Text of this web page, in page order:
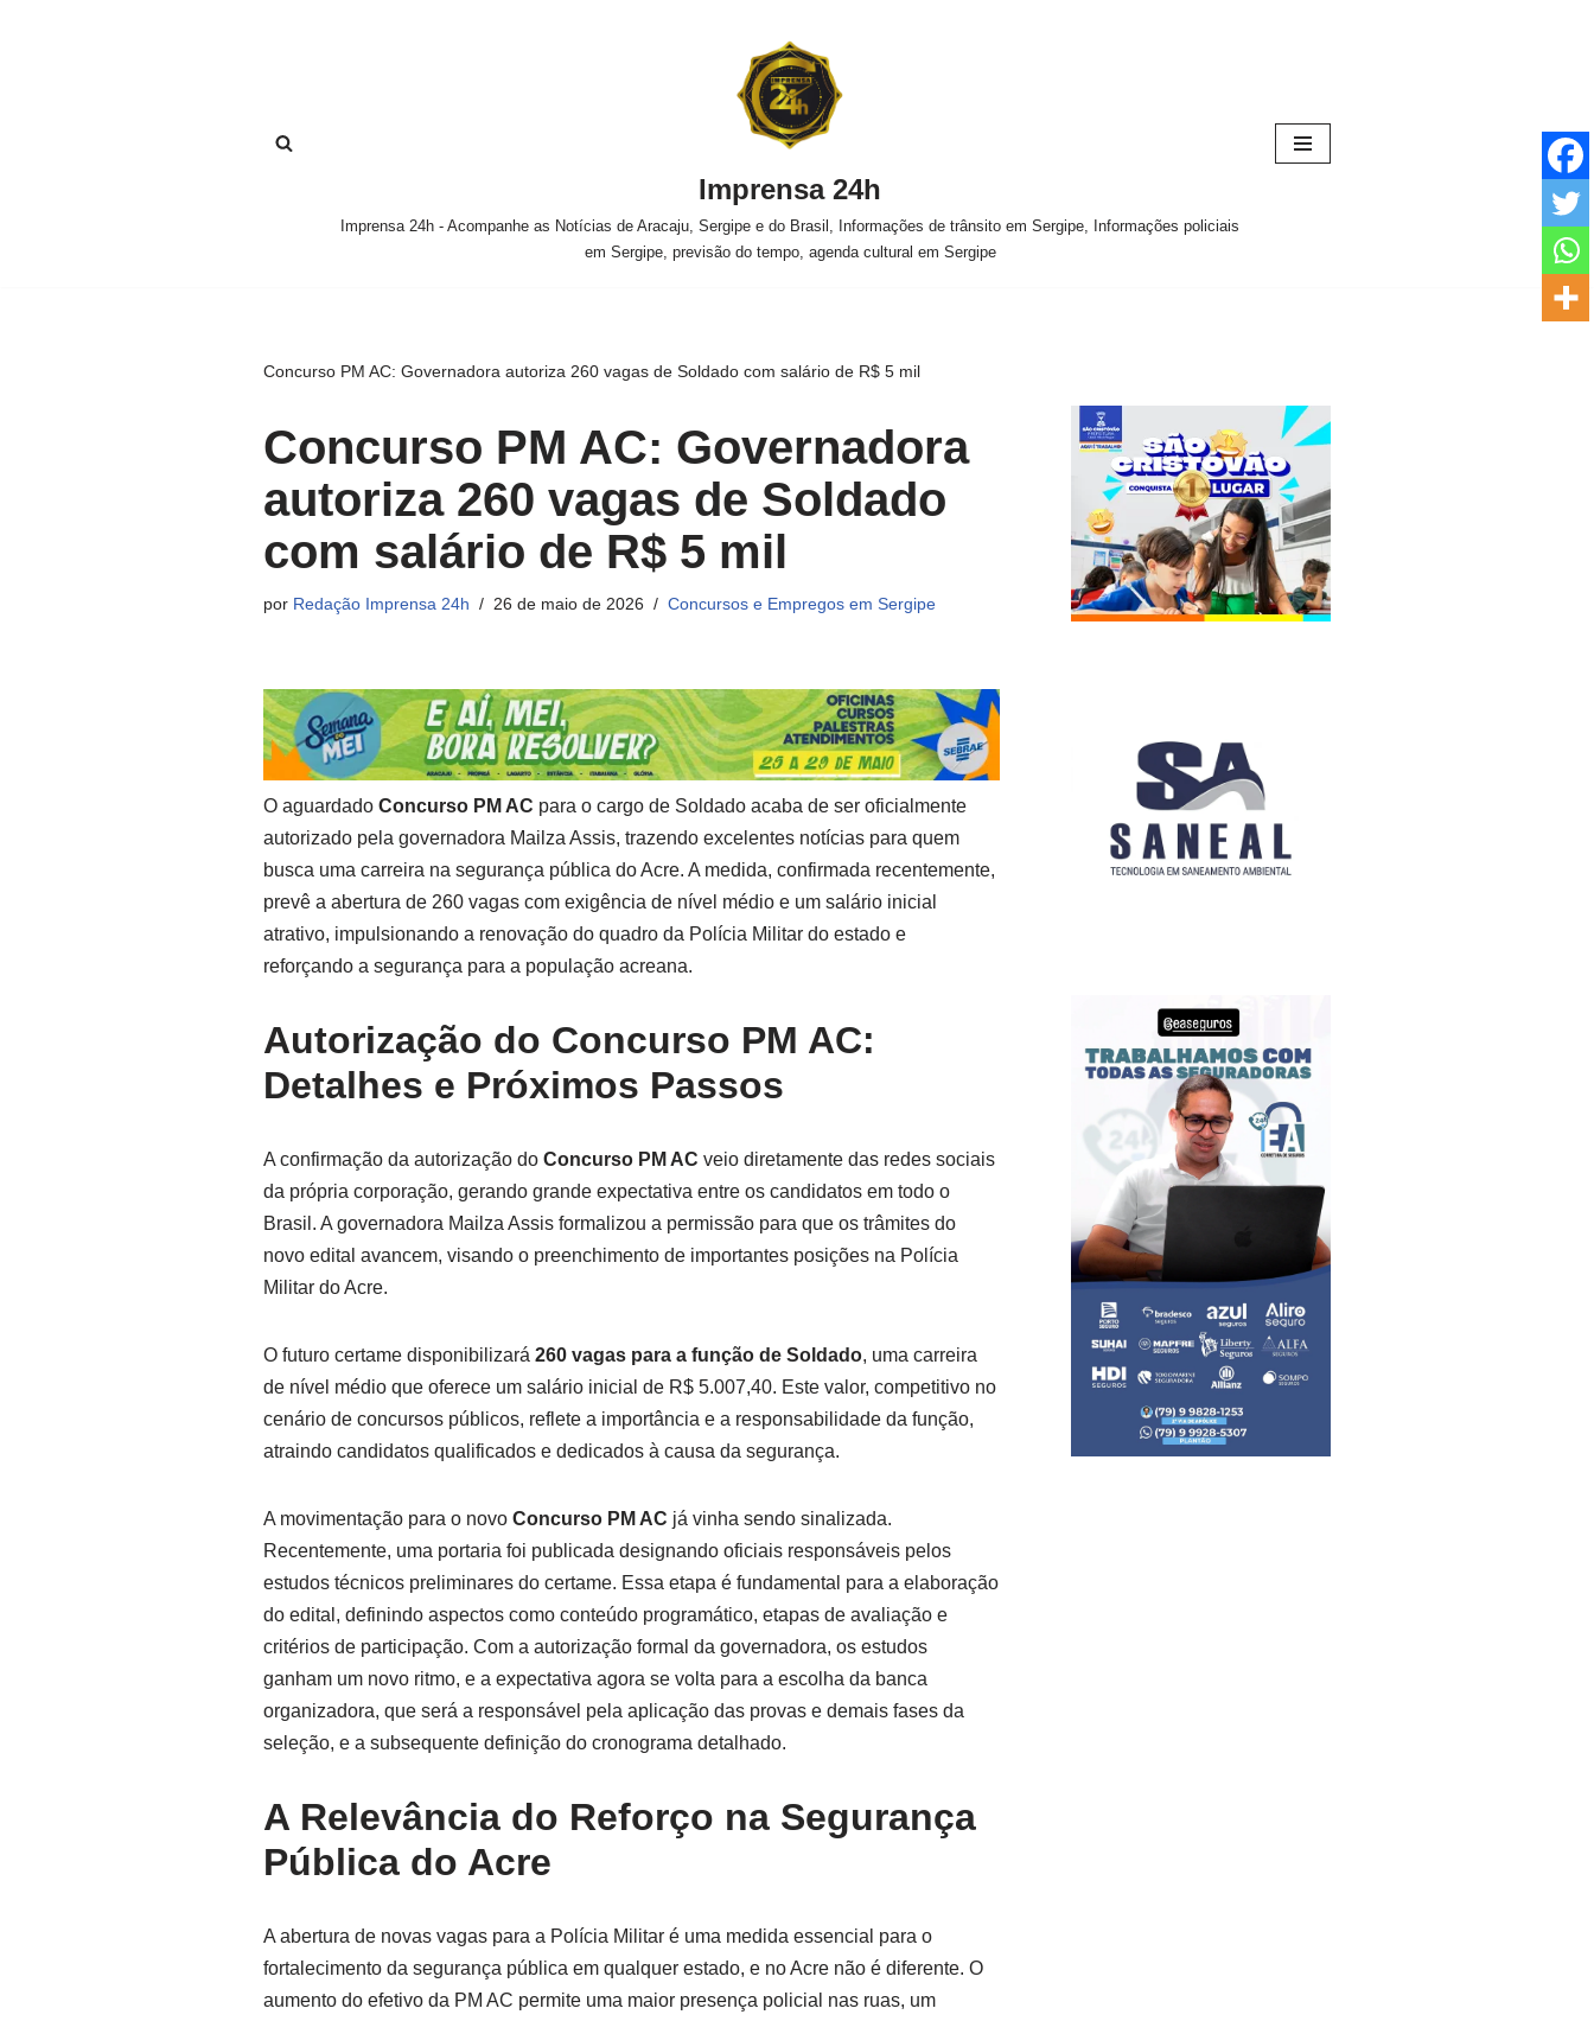
Imprensa 24h
Imprensa 24h - Acompanhe as Notícias de Aracaju, Sergipe e do Brasil, Informações de trânsito em Sergipe, Informações policiais
em Sergipe, previsão do tempo, agenda cultural em Sergipe
Concurso PM AC: Governadora autoriza 260 vagas de Soldado com salário de R$ 5 mil
Concurso PM AC: Governadora
autoriza 260 vagas de Soldado
com salário de R$ 5 mil
por Redação Imprensa 24h 26 de maio de 2026 Concursos e Empregos em Sergipe
O aguardado Concurso PM AC para o cargo de Soldado acaba de ser oficialmente
autorizado pela governadora Mailza Assis, trazendo excelentes notícias para quem
busca uma carreira na segurança pública do Acre. A medida, confirmada recentemente,
prevê a abertura de 260 vagas com exigência de nível médio e um salário inicial
atrativo, impulsionando a renovação do quadro da Polícia Militar do estado e
reforçando a segurança para a população acreana.
Autorização do Concurso PM AC:
Detalhes e Próximos Passos
A confirmação da autorização do Concurso PM AC veio diretamente das redes sociais
da própria corporação, gerando grande expectativa entre os candidatos em todo o
Brasil. A governadora Mailza Assis formalizou a permissão para que os trâmites do
novo edital avancem, visando o preenchimento de importantes posições na Polícia
Militar do Acre.
O futuro certame disponibilizará 260 vagas para a função de Soldado, uma carreira
de nível médio que oferece um salário inicial de R$ 5.007,40. Este valor, competitivo no
cenário de concursos públicos, reflete a importância e a responsabilidade da função,
atraindo candidatos qualificados e dedicados à causa da segurança.
A movimentação para o novo Concurso PM AC já vinha sendo sinalizada.
Recentemente, uma portaria foi publicada designando oficiais responsáveis pelos
estudos técnicos preliminares do certame. Essa etapa é fundamental para a elaboração
do edital, definindo aspectos como conteúdo programático, etapas de avaliação e
critérios de participação. Com a autorização formal da governadora, os estudos
ganham um novo ritmo, e a expectativa agora se volta para a escolha da banca
organizadora, que será a responsável pela aplicação das provas e demais fases da
seleção, e a subsequente definição do cronograma detalhado.
A Relevância do Reforço na Segurança
Pública do Acre
A abertura de novas vagas para a Polícia Militar é uma medida essencial para o
fortalecimento da segurança pública em qualquer estado, e no Acre não é diferente. O
aumento do efetivo da PM AC permite uma maior presença policial nas ruas, um